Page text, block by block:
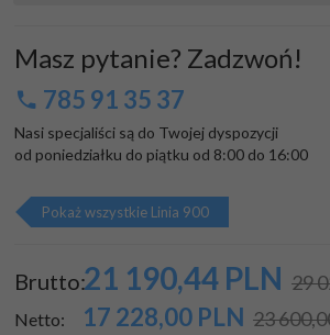
Masz pytanie? Zadzwoń!
785 91 35 37
Nasi specjaliści są do Twojej dyspozycji
od poniedziałku do piątku od 8:00 do 16:00
Pokaż wszystkie Linia 900
Brutto:21 190,44 PLN 29
Netto: 17 228,00 PLN 23